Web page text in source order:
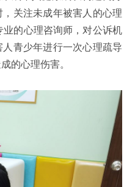
关注未成年被害人的心理
的心理咨询师，对公诉机
青少年进行一次心理疏导
的心理伤害。